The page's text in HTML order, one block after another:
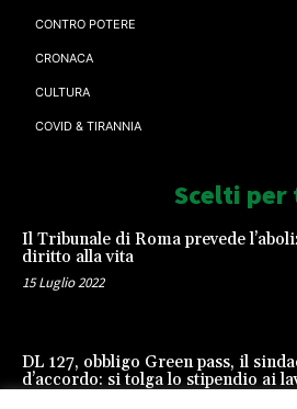
CONTRO POTERE
CRONACA
CULTURA
COVID & TIRANNIA
Scelti per
Il Tribunale di Roma prevede
diritto alla vita
15 Luglio 2022
DL 127, obbligo Green pass, il
d’accordo: si tolga lo stipendio ai